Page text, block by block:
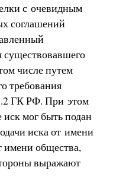
с очевидным
соглашений
существовавшего
числе путем
требования
ГК РФ. При этом
иск мог быть подан
иска от имени
имени общества,
выражают